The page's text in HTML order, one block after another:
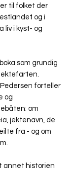
til folket der
og i
liv i kyst- og
som grundig
forteller
og
om
jektenavn, de
fra - og om
annet historien